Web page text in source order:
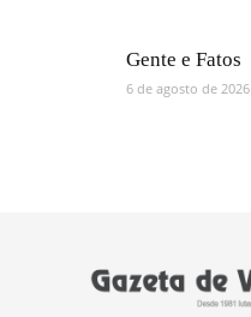
Gente e Fatos
6 de agosto de 2026